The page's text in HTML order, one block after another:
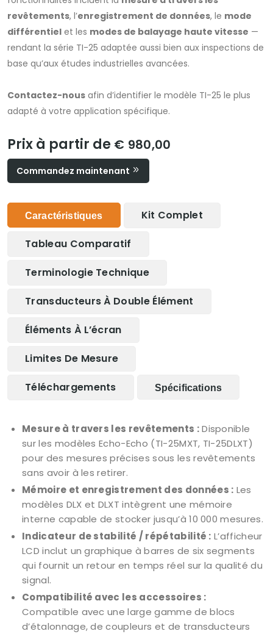
revêtements, l’enregistrement de données, le mode
différentiel et les modes de balayage haute vitesse —
rendant la série TI-25 adaptée aussi bien aux inspections de
base qu’aux études industrielles avancées.
Contactez-nous afin d’identifier le modèle TI-25 le plus
adapté à votre application spécifique.
Prix à partir de € 980,00
Commandez maintenant
Caractéristiques Kit Complet
Tableau Comparatif
Terminologie Technique
Transducteurs À Double Élément
Éléments À L’écran
Limites De Mesure
Téléchargements Spécifications
Mesure à travers les revêtements :Disponible
sur les modèles Echo-Echo (TI-25MXT, TI-25DLXT)
pour des mesures précises sous les revêtements
sans avoir à les retirer.
Mémoire et enregistrement des données : Les
modèles DLX et DLXT intègrent une mémoire
interne capable de stocker jusqu’à 10 000 mesures.
Indicateur de stabilité / répétabilité : L’afficheur
LCD inclut un graphique à barres de six segments
qui fournit un retour en temps réel sur la qualité du
signal.
Compatibilité avec les accessoires :
Compatible avec une large gamme de blocs
d’étalonnage, de coupleurs et de transducteurs